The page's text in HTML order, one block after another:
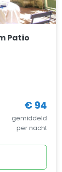
Patio
€ 94
gemiddeld
per nacht